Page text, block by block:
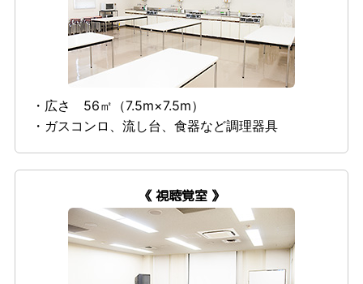
・広さ 56㎡（7.5m×7.5m）
・ガスコンロ、流し台、食器など調理器具
《 視聴覚室 》